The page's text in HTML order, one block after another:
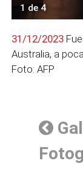
1 de 4
31/12/2023
Australia, a
Foto: AFP